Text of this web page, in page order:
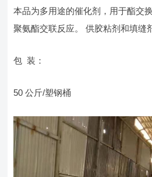
本品为多用途的催化剂，用于酯交
聚氨酯交联反应。 供胶粘剂和填缝
包 装：
50 公斤/塑钢桶